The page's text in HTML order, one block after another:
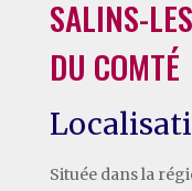
SALINS-
DU COMTÉ
Située dans la